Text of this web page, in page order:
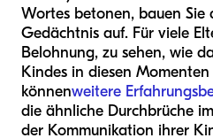
Wortes betonen, bauen Sie
Gedächtnis auf. Für viele
Belohnung, zu sehen, wie
Kindes in diesen
könnenweitere
die ähnliche Durchbrüche
der Kommunikation ihrer